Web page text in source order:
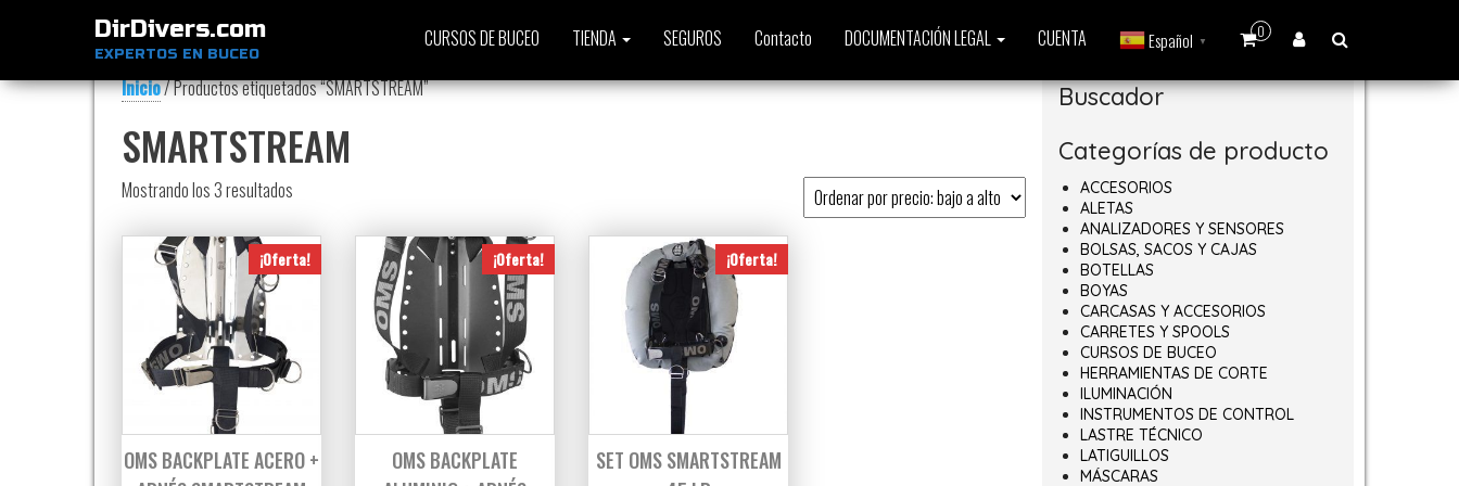
DirDivers.com
EXPERTOS EN BUCEO
0
CURSOS DE BUCEO TIENDA SEGUROS Contacto DOCUMENTACIÓN LEGAL CUENTA Español ▼
Inicio/ Productos etiquetados “SMARTSTREAM”
SMARTSTREAM
Mostrando los 3 resultados
¡Oferta!
OMS BACKPLATE ACERO +
¡Oferta!
OMS BACKPLATE
¡Oferta!
SET OMS SMARTSTREAM
Buscador
Categorías de producto
ACCESORIOS
ALETAS
ANALIZADORES Y SENSORES
BOLSAS, SACOS Y CAJAS
BOTELLAS
BOYAS
CARCASAS Y ACCESORIOS
CARRETES Y SPOOLS
CURSOS DE BUCEO
HERRAMIENTAS DE CORTE
ILUMINACIÓN
INSTRUMENTOS DE CONTROL
LASTRE TÉCNICO
LATIGUILLOS
MÁSCARAS